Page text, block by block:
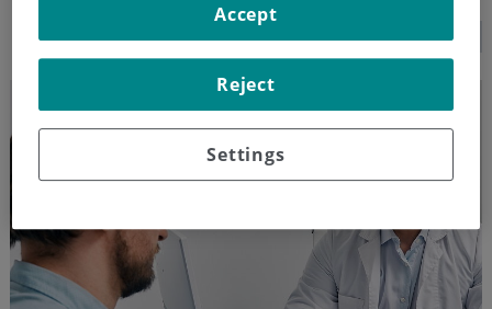
SEGUIR LEYENDO...
Settings
Reject
Accept